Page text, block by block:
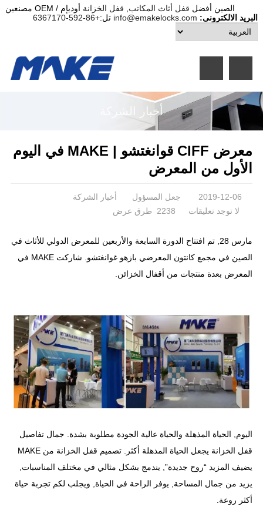
الصين أفضل قفل أثاث المكاتب قفل الخزانة أوديإم / OEM مصنعين
البريد الالكترونى: info@emakelocks.com تل:+86-592-6367170
أخبار الشركة
معرض CIFF قوانغتشو | MAKE في اليوم
الأول من المعرض
2019-12-06 جعل المسؤول
أخبار الشركة
لا توجد تعليقات
2238 طرق عرض
مارس 28, تم افتتاح الدورة السابعة والأربعين للمعرض الدولي للأثاث في
الصين في مجمع كانتون المعرضي بازهو غوانغتشو. شاركت MAKE في
المعرض بعدة منتجات من أقفال الخزائن.
اليوم, الحياة المذهلة والحياة عالية الجودة مطلوبة بشدة. جمال تفاصيل
قفل الخزانة يجعل الحياة المذهلة أكثر. تصميم قفل الخزانة من MAKE
يضيف المزيد “روح جديدة”, يندمج بشكل مثالي في مختلف المناسبات,
يزيد من جمال المساحة, يوفر الراحة في الحياة, ويجلب لكم تجربة حياة
أكثر روعة.